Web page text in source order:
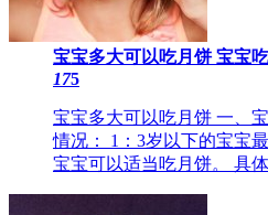
宝宝多大可以吃月饼 ​宝宝
175
宝宝多大可以吃月饼 一、
情况： 1：3岁以下的宝宝
宝宝可以适当吃月饼。 具